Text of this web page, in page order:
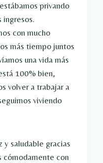
privando
ingresos.
con mucho
más tiempo juntos
una vida más
100% bien,
volver a trabajar a
viviendo
y saludable gracias
cómodamente con